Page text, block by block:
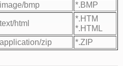
image/bmp *.BMP
text/html
*.HTM
*.HTML
application/zip *.ZIP